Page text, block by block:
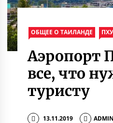
ОБЩЕЕ О ТАИЛАНДЕ
Аэропорт
все, что
туристу
13.11.2019 ADMIN